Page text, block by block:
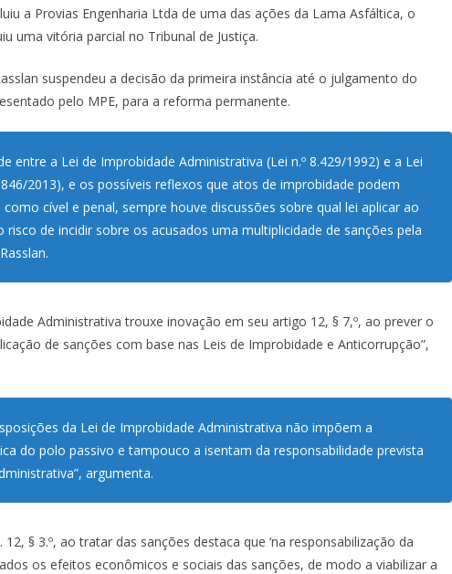
a Provias Engenharia Ltda de uma das ações da Lama Asfáltica, o
uma vitória parcial no Tribunal de Justiça.
suspendeu a decisão da primeira instância até o julgamento do
pelo MPE, para a reforma permanente.
entre a Lei de Improbidade Administrativa (Lei n.º 8.429/1992) e a Lei
2013), e os possíveis reflexos que atos de improbidade podem
cível e penal, sempre houve discussões sobre qual lei aplicar ao
de incidir sobre os acusados uma multiplicidade de sanções pela
Administrativa trouxe inovação em seu artigo 12, § 7,º, ao prever o
de sanções com base nas Leis de Improbidade e Anticorrupção”,
da Lei de Improbidade Administrativa não impõem a
do polo passivo e tampouco a isentam da responsabilidade prevista
argumenta.
§ 3.º, ao tratar das sanções destaca que ‘na responsabilização da
os efeitos econômicos e sociais das sanções, de modo a viabilizar a